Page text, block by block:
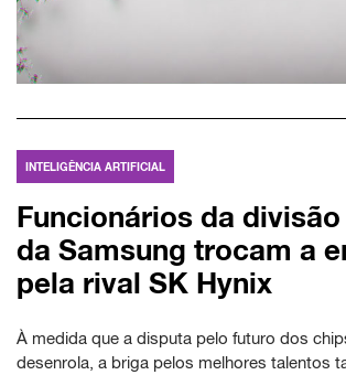
INTELIGÊNCIA ARTIFICIAL
Funcionários da
da Samsung trocam a
pela rival SK Hynix
À medida que a disputa pelo futuro dos
desenrola, a briga pelos melhores talentos